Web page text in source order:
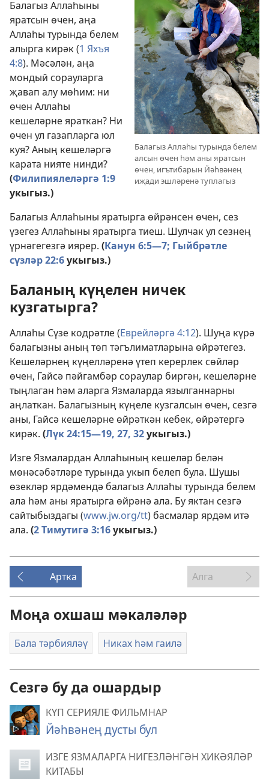
Балагыз Аллаһы турында белем
алсын өчен һәм аны яратсын
өчен, игътибарын Йәһвәнең
иҗади эшләренә туплагыз
Балагыз Аллаһыны
яратсын өчен, аңа
Аллаһы турында белем
алырга кирәк (1 Яхъя
4:8). Мәсәлән, аңа
мондый сорауларга
җавап алу мөһим: ни
өчен Аллаһы
кешеләрне яраткан? Ни
өчен ул газапларга юл
куя? Аның кешеләргә
карата нияте нинди?
(Филипиялеләргә 1:9
укыгыз.)
Балагыз Аллаһыны яратырга өйрәнсен өчен, сез
үзегез Аллаһыны яратырга тиеш. Шулчак ул сезнең
үрнәгегезгә иярер. (Канун 6:5—7; Гыйбрәтле
сүзләр 22:6укыгыз.)
Баланың күңелен ничек
кузгатырга?
Аллаһы Сүзе кодрәтле (Еврейләргә 4:12). Шуңа күрә
балагызны аның төп тәгълиматларына өйрәтегез.
Кешеләрнең күңелләренә үтеп керерлек сөйләр
өчен, Гайсә пәйгамбәр сораулар биргән, кешеләрне
тыңлаган һәм аларга Язмаларда язылганнарны
аңлаткан. Балагызның күңеле кузгалсын өчен, сезгә
аны, Гайсә кешеләрне өйрәткән кебек, өйрәтергә
кирәк. (Лүк 24:15—19, 27, 32укыгыз.)
Изге Язмалардан Аллаһының кешеләр белән
мөнәсәбәтләре турында укып белеп була. Шушы
өзекләр ярдәмендә балагыз Аллаһы турында белем
ала һәм аны яратырга өйрәнә ала. Бу яктан сезгә
сайтыбыздагы (www.jw.org/tt) басмалар ярдәм итә
ала. (2 Тимутигә 3:16укыгыз.)
Артка Алга
Моңа охшаш мәкаләләр
Бала тәрбияләү Никах һәм гаилә
Сезгә бу да ошардыр
КҮП СЕРИЯЛЕ ФИЛЬМНАР
Йәһвәнең дусты бул
ИЗГЕ ЯЗМАЛАРГА НИГЕЗЛӘНГӘН ХИКӘЯЛӘР
КИТАБЫ